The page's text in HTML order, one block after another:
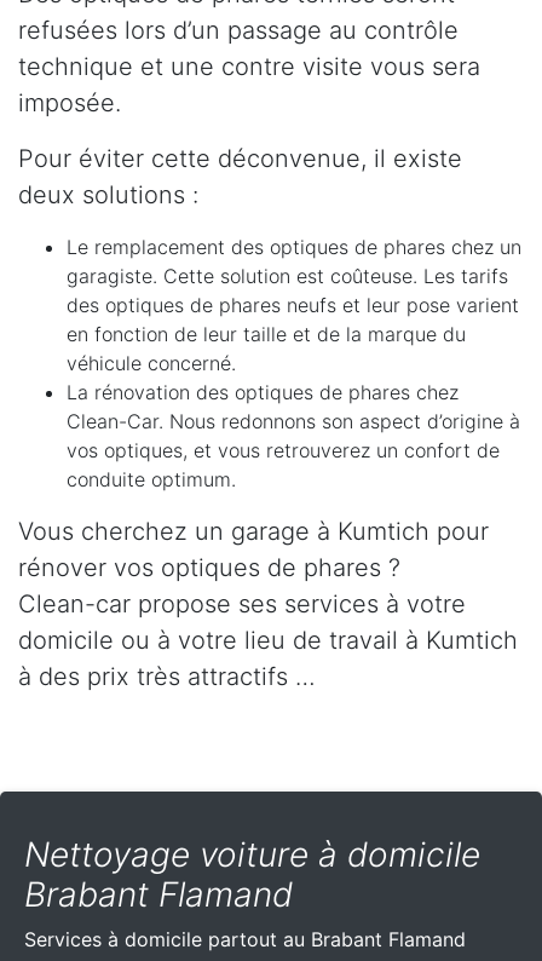
refusées lors d’un passage au contrôle
technique et une contre visite vous sera
imposée.
Pour éviter cette déconvenue, il existe
deux solutions :
Le remplacement des optiques de phares chez un
garagiste. Cette solution est coûteuse. Les tarifs
des optiques de phares neufs et leur pose varient
en fonction de leur taille et de la marque du
véhicule concerné.
La rénovation des optiques de phares chez
Clean-Car. Nous redonnons son aspect d’origine à
vos optiques, et vous retrouverez un confort de
conduite optimum.
Vous cherchez un garage à Kumtich pour
rénover vos optiques de phares ?
Clean-car propose ses services à votre
domicile ou à votre lieu de travail à Kumtich
à des prix très attractifs …
Nettoyage voiture à domicile
Brabant Flamand
Services à domicile partout au Brabant Flamand